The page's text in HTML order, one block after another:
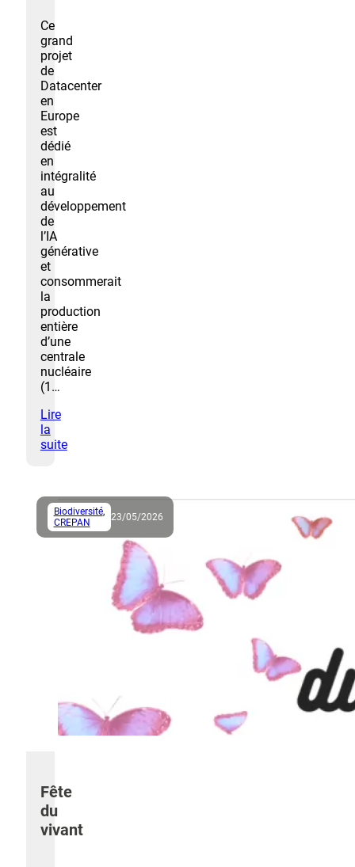
Ce
grand
projet
de
Datacenter
en
Europe
est
dédié
en
intégralité
au
développement
de
l’IA
générative
et
consommerait
la
production
entière
d’une
centrale
nucléaire
(1…
Lire
la
suite
Fête
du
vivant
Biodiversité,
CREPAN
23/05/2026